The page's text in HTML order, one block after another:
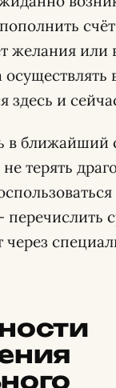
желания или
здесь и
в ближайший
терять
перечислить